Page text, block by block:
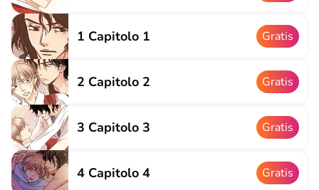
1 Capitolo 1 Gratis
2 Capitolo 2 Gratis
3 Capitolo 3 Gratis
4 Capitolo 4 Gratis